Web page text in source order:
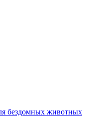
бездомных животных